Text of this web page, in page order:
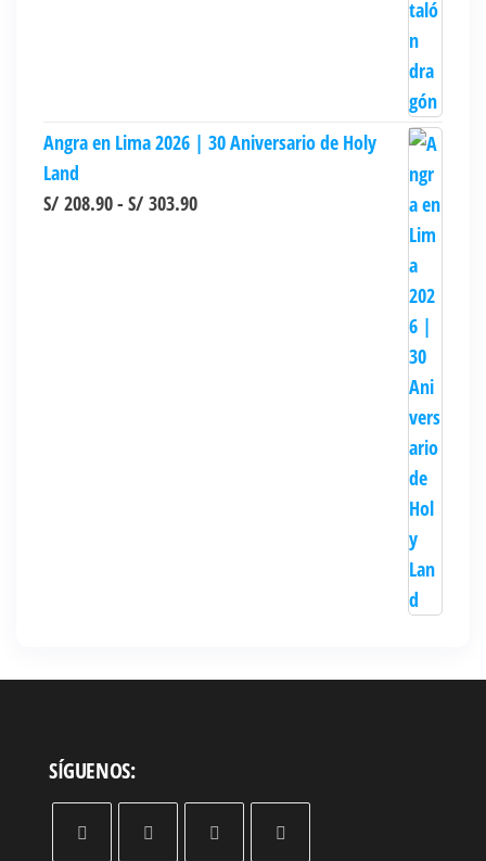
Angra en Lima 2026 | 30 Aniversario de Holy
Land
S/ 208.90- S/ 303.90Rango
SÍGUENOS: